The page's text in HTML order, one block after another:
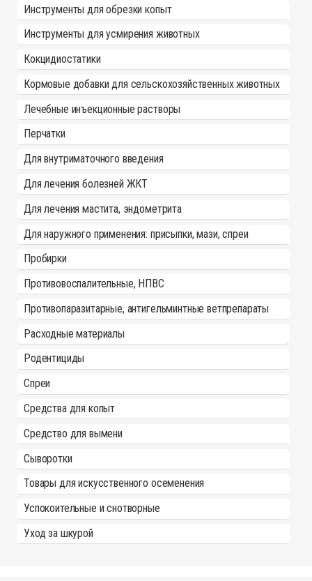
Инструменты для обрезки копыт
Инструменты для усмирения животных
Кокцидиостатики
Кормовые добавки для сельскохозяйственных животных
Лечебные инъекционные растворы
Перчатки
Для внутриматочного введения
Для лечения болезней ЖКТ
Для лечения мастита, эндометрита
Для наружного применения: присыпки, мази, спреи
Пробирки
Противовоспалительные, НПВС
Противопаразитарные, антигельминтные ветпрепараты
Расходные материалы
Родентициды
Спреи
Средства для копыт
Средство для вымени
Сыворотки
Товары для искусственного осеменения
Успокоительные и снотворные
Уход за шкурой